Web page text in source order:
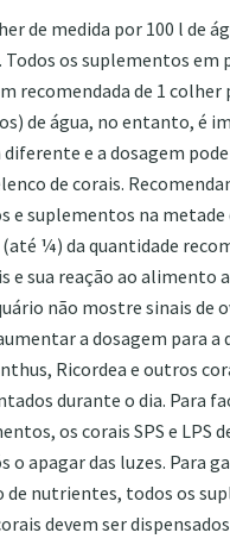
de medida por 100 l de
Todos os suplementos em
recomendada de 1 colher
de água, no entanto, é
diferente e a dosagem
de corais.
e suplementos na metade
¼) da quantidade
e sua reação ao alimento
não mostre sinais de
a dosagem para a
Ricordea e outros
durante o dia. Para
os corais SPS e LPS
o apagar das luzes. Para
de nutrientes, todos os
devem ser